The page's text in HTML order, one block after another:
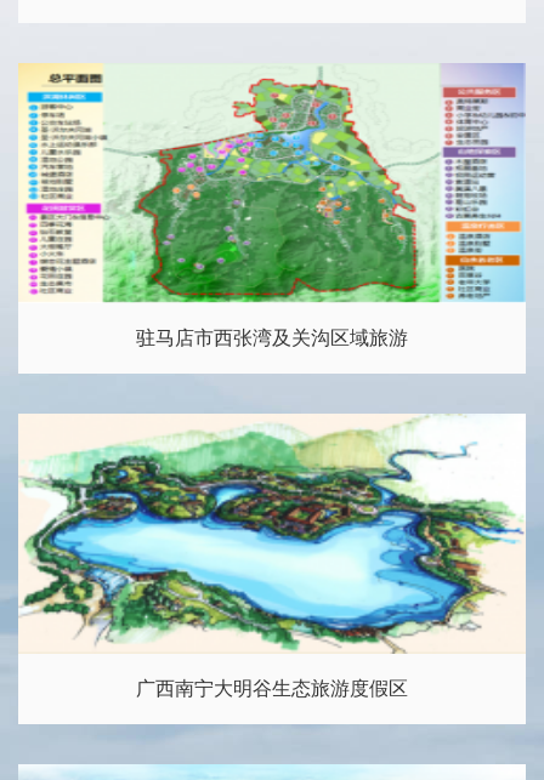
驻马店市西张湾及关沟区域旅游
广西南宁大明谷生态旅游度假区